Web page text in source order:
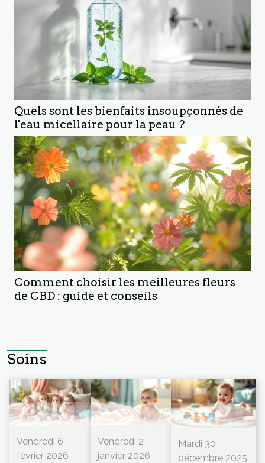
Quels sont les bienfaits insoupçonnés de
l'eau micellaire pour la peau ?
Comment choisir les meilleures fleurs
de CBD : guide et conseils
Soins
Vendredi 6
février 2026
Vendredi 2
janvier 2026
Mardi 30
décembre 2025